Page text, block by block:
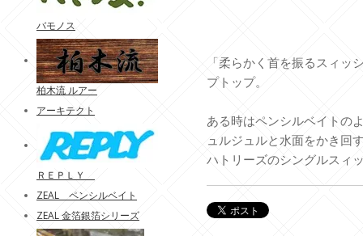
「柔らかく首を振るスィッ
プトップ。
ある時はペンシルベイトの
ュルジュルと水面をかき回
ハトリーズのシングルスィ
バモノス
柏木流 ルアー
アーキテクト
ＲＥＰＬＹ
ZEAL ペンシルベイト
ZEAL 金箔銀箔シリーズ